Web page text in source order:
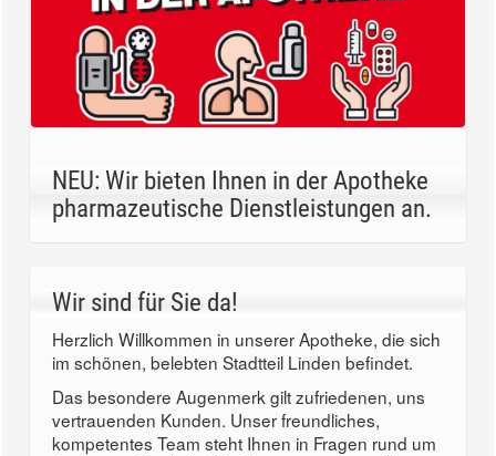
NEU: Wir bieten Ihnen in der Apotheke
pharmazeutische Dienstleistungen an.
Wir sind für Sie da!
Herzlich Willkommen in unserer Apotheke, die sich
im schönen, belebten Stadtteil Linden befindet.
Das besondere Augenmerk gilt zufriedenen, uns
vertrauenden Kunden. Unser freundliches,
kompetentes Team steht Ihnen in Fragen rund um